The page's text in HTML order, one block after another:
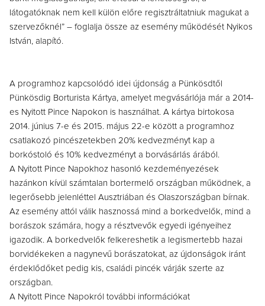
látogatóknak nem kell külön előre regisztráltatniuk magukat a
szervezőknél” – foglalja össze az esemény működését Nyikos
István, alapító.
A programhoz kapcsolódó idei újdonság a Pünkösdtől
Pünkösdig Borturista Kártya, amelyet megvásárlója már a 2014-
es Nyitott Pince Napokon is használhat. A kártya birtokosa
2014. június 7-e és 2015. május 22-e között a programhoz
csatlakozó pincészetekben 20% kedvezményt kap a
borkóstoló és 10% kedvezményt a borvásárlás árából.
A Nyitott Pince Napokhoz hasonló kezdeményezések
hazánkon kívül számtalan bortermelő országban működnek, a
legerősebb jelenléttel Ausztriában és Olaszországban bírnak.
Az esemény attól válik hasznossá mind a borkedvelők, mind a
borászok számára, hogy a résztvevők egyedi igényeihez
igazodik. A borkedvelők felkereshetik a legismertebb hazai
borvidékeken a nagynevű borászatokat, az újdonságok iránt
érdeklődőket pedig kis, családi pincék várják szerte az
országban.
A Nyitott Pince Napokról további információkat